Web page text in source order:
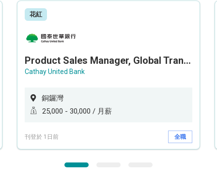
花紅
Product Sales Manager, Global Transaction Service (GTS)
Cathay United Bank
銅鑼灣
25,000 - 30,000 / 月薪
刊登於 1日前 全職